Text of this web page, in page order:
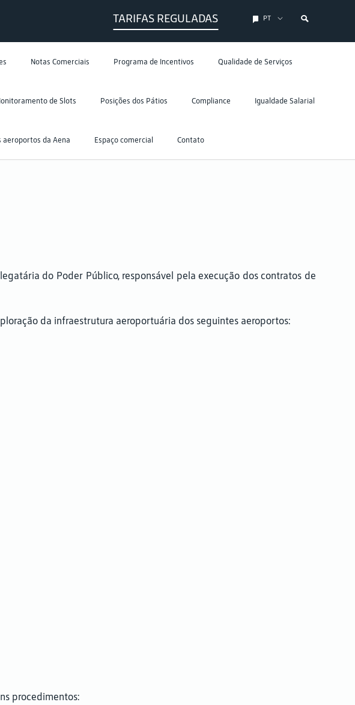
TARIFAS REGULADAS PT
Notas Comerciais Programa de Incentivos Qualidade de Serviços
de Slots Posições dos Pátios Compliance Igualdade Salarial
aeroportos da Aena Espaço comercial Contato
do Poder Público, responsável pela execução dos contratos de
da infraestrutura aeroportuária dos seguintes aeroportos:
procedimentos: